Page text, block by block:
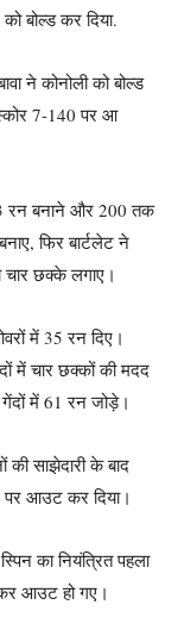
बोल्ड कर दिया.
ने कोनोली को बोल्ड
7-140 पर आ
रन बनाने और 200 तक
फिर बार्टलेट ने
छक्के लगाए।
में 35 रन दिए।
में चार छक्कों की मदद
में 61 रन जोड़े।
साझेदारी के बाद
पर आउट कर दिया।
का नियंत्रित पहला
आउट हो गए।